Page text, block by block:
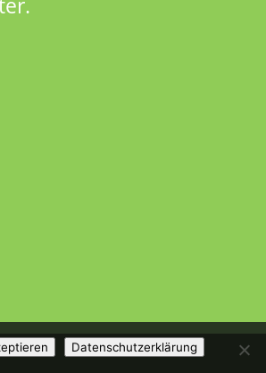
Datenschutzerklärung